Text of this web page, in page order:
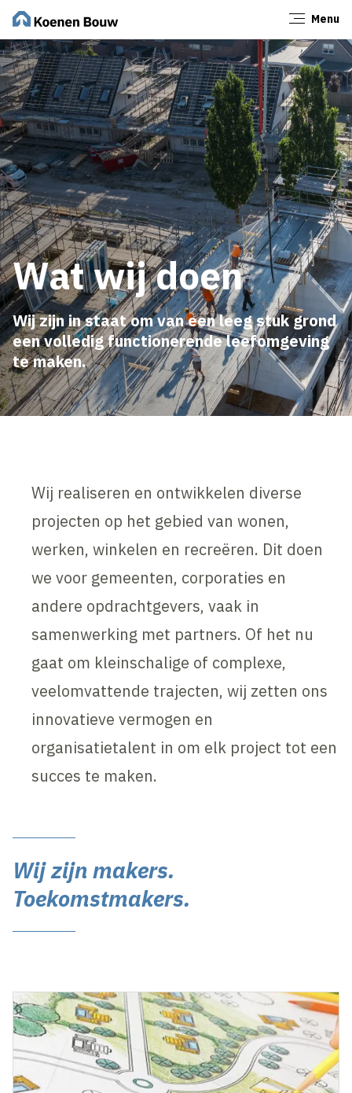
Menu
Wat wij doen
Wij zijn in staat om van een leeg stuk grond
een volledig functionerende leefomgeving
te maken.
Wij realiseren en ontwikkelen diverse
projecten op het gebied van wonen,
werken, winkelen en recreëren. Dit doen
we voor gemeenten, corporaties en
andere opdrachtgevers, vaak in
samenwerking met partners. Of het nu
gaat om kleinschalige of complexe,
veelomvattende trajecten, wij zetten ons
innovatieve vermogen en
organisatietalent in om elk project tot een
succes te maken.
Wij zijn makers.
Toekomstmakers.
Sluiten